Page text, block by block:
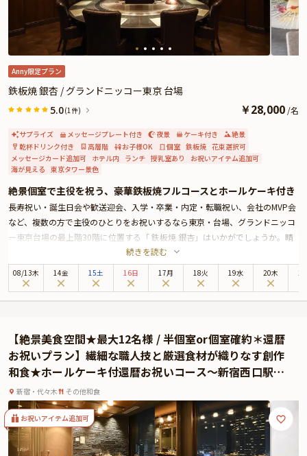
Anny限定プラン
鉄板焼 銀杏 / グランドニッコー東京 台場
5.0(1件) ￥28,000 /名
サプライズ メッセージプレート付き 夜景 ケーキ付き
絶景
乾杯ドリンク付き
高層階 お子様OK 個室 鉄板焼 花束選択可
メッセージカード追加可 ホテル内 ランチ 授乳室あり
お祝いアイテム追加可
海が見える 東京タワー景色
絶景個室で主役を祝う、豪華鉄板焼フルコースとホールケーキ付き
長寿祝い・誕生日会や歓送迎会、入学・卒業・内定・転職祝い、会社のMVP会
など、複数の方で主役のひとりをお祝いするなら東京・台場、グランドニッコ
ー東京台場の最上階30階に位置する「 鉄板焼 銀杏」はいかがでしょうか。晴
れの日にふさわしい鉄板焼レストランです。
ゆりかもめ「台場」駅直結の好立地に加え、地上100mから望む東京湾の景色
が広がる店内は、非日常感あふれる落ち着いた雰囲気。個室（4～8名様）確約
お祝いをさらに華やかに彩る乾杯スパークリングワイン、卓上花、ホールケー
キもセット。お子様用メニューも揃い、幅広い世代で楽しめる特別な日を演出
します。美しい料理と贅沢な個室空間で、大切な日の思い出を心に残るひとと
きとしてお楽しみください。
★さらに本プランでは、有料オプションで、主役の方へのサプライズにぴった
りな花束・ギフト・カスタマイズ可能なメッセージカードなどをお付けするこ
とが出来ます。メッセージカードは着席時に、花束やギフトはデザートタイム
にご予約主様にお渡し致しますので、サプライズにお役立てください。詳しく
続きを読む
08/13木 14金 15土 16日 17月 18火 19水 20木
【絶景美食空間★最大12名様 / 半個室or個室確約＊還暦
お祝いプラン】繊細な職人技と厳選食材が織りなす創作
和食★ホールケーキ付還暦お祝いコース〜新宿西口駅徒
歩2分 / 新宿プリンスホテル
新宿・代々木 その他和食
お祝いアイテム追加可